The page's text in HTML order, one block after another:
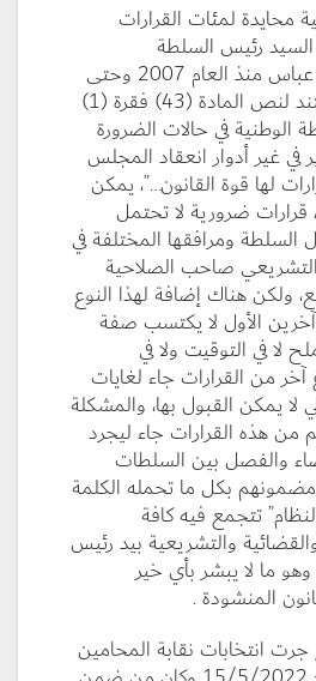
محايدة لمئات القرارات
السيد رئيس السلطة
الفلسطينية محمود عباس منذ العام 2007 وحتى
يومنا هذا، والتي تستند لنص المادة (43) فقرة (1)
الوطنية في حالات الضرورة
في غير أدوار انعقاد المجلس
لها قوة القانون…”، يمكن
قرارات ضرورية لا تحتمل
السلطة ومرافقها المختلفة في
صاحب الصلاحية
ولكن هناك إضافة لهذا النوع
الأول لا يكتسب صفة
لا في التوقيت ولا في
من القرارات جاء لغايات
لا يمكن القبول بها، والمشكلة
من هذه القرارات جاء ليجرد
والفصل بين السلطات
بكل ما تحمله الكلمة
تتجمع فيه كافة
والتشريعية بيد رئيس
ما لا يبشر بأي خير
المنشودة .
انتخابات نقابة المحامين